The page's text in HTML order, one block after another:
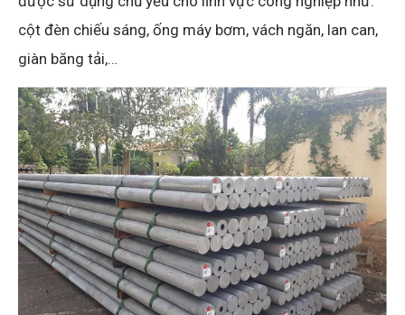
cột đèn chiếu sáng, ống máy bơm, vách ngăn, lan can,
giàn băng tải,…